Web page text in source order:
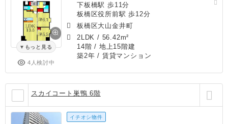
もっと見る
4人検討中
下板橋駅 歩11分
板橋区役所前駅 歩12分
板橋区大山金井町
2LDK / 56.42m²
14階 / 地上15階建
築2年 / 賃貸マンション
スカイコート巣鴨 6階
イチオシ物件